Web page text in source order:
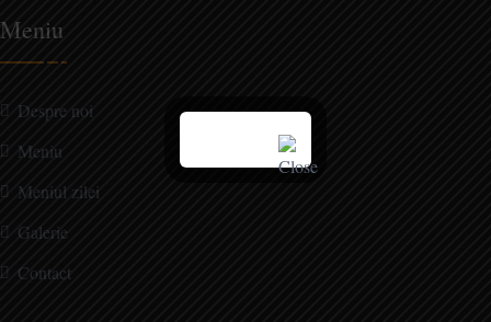
Meniu
Despre noi
Meniu
Meniul zilei
Galerie
Contact